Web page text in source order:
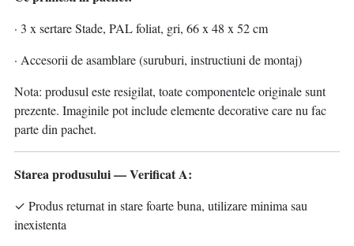
· 3 x sertare Stade, PAL foliat, gri, 66 x 48 x 52 cm
· Accesorii de asamblare (suruburi, instructiuni de montaj)
Nota: produsul este resigilat, toate componentele originale sunt
prezente. Imaginile pot include elemente decorative care nu fac
parte din pachet.
Starea produsului — Verificat A:
✓ Produs returnat in stare foarte buna, utilizare minima sau
inexistenta